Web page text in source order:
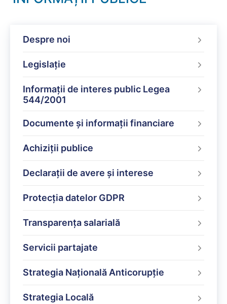
Despre noi
Legislație
Informații de interes public Legea
544/2001
Documente și informații financiare
Achiziții publice
Declarații de avere și interese
Protecția datelor GDPR
Transparența salarială
Servicii partajate
Strategia Națională Anticorupție
Strategia Locală